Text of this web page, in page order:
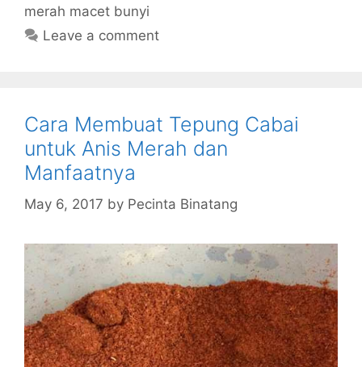
merah macet bunyi
Leave a comment
Cara Membuat Tepung Cabai
untuk Anis Merah dan
Manfaatnya
May 6, 2017 by Pecinta Binatang